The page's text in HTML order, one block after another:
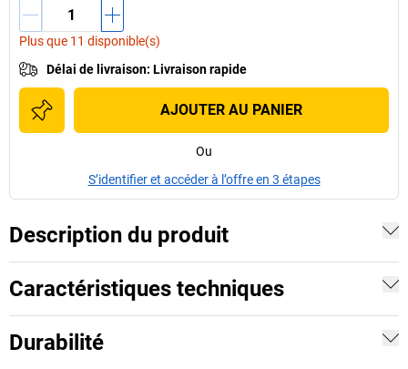
Plus que 11 disponible(s)
Délai de livraison: Livraison rapide
AJOUTER AU PANIER
Ou
S’identifier et accéder à l’offre en 3 étapes
Description du produit
Caractéristiques techniques
Durabilité